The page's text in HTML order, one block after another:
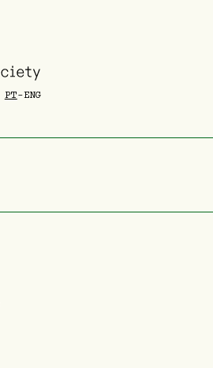
PT-ENG